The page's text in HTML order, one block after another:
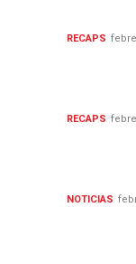
RECAPS
RECAPS
NOTICIAS